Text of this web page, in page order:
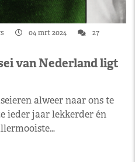
04 mrt 2024
27
van Nederland ligt
alweer naar ons te
ieder jaar lekkerder én